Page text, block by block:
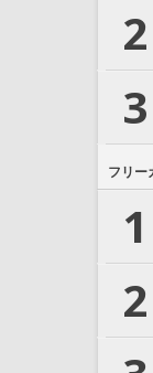
2
3
フリー
1
2